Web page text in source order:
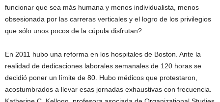
funcionar que sea más humana y menos individualista, menos
obsesionada por las carreras verticales y el logro de los privilegios
que sólo unos pocos de la cúpula disfrutan?
En 2011 hubo una reforma en los hospitales de Boston. Ante la
realidad de dedicaciones laborales semanales de 120 horas se
decidió poner un límite de 80. Hubo médicos que protestaron,
acostumbrados a llevar esas jornadas exhaustivas con frecuencia.